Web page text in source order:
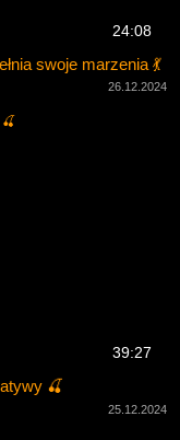
24:08
swoje marzenia 💃
26.12.2024
39:27
🍒
25.12.2024